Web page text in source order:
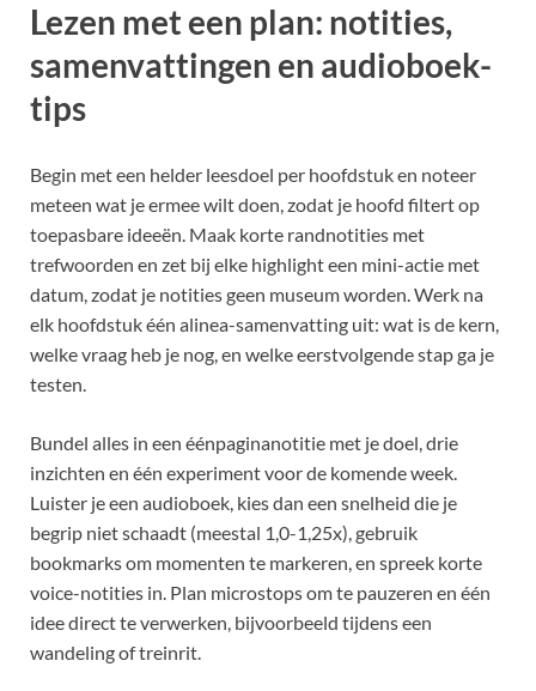
Lezen met een plan: notities,
samenvattingen en audioboek-
tips
Begin met een helder leesdoel per hoofdstuk en noteer
meteen wat je ermee wilt doen, zodat je hoofd filtert op
toepasbare ideeën. Maak korte randnotities met
trefwoorden en zet bij elke highlight een mini-actie met
datum, zodat je notities geen museum worden. Werk na
elk hoofdstuk één alinea-samenvatting uit: wat is de kern,
welke vraag heb je nog, en welke eerstvolgende stap ga je
testen.
Bundel alles in een éénpaginanotitie met je doel, drie
inzichten en één experiment voor de komende week.
Luister je een audioboek, kies dan een snelheid die je
begrip niet schaadt (meestal 1,0-1,25x), gebruik
bookmarks om momenten te markeren, en spreek korte
voice-notities in. Plan microstops om te pauzeren en één
idee direct te verwerken, bijvoorbeeld tijdens een
wandeling of treinrit.